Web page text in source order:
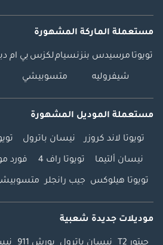
مستعملة الماركة المشهورة
تويوتا مرسيدس بنزنسياملكزس بي ام
شيفروليه متسوبيشي
مستعملة الموديل المشهورة
تويوتا لاند كروزر نيسان باترول
نيسان ألتيما تويوتا راف 4 فورد
تويوتا هيلوكس جيب رانجلر
موديلات جديدة شعبية
جيتور T2 نيسان باترول بورش 911